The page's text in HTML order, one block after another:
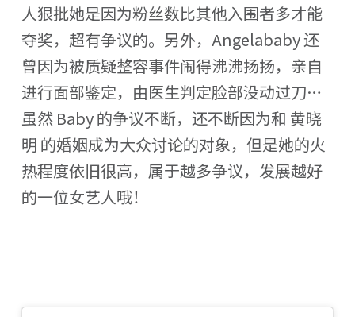
人狠批她是因为粉丝数比其他入围者多才能
夺奖，超有争议的。另外，Angelababy 还
曾因为被质疑整容事件闹得沸沸扬扬，亲自
进行面部鉴定，由医生判定脸部没动过刀…
虽然 Baby 的争议不断，还不断因为和 黄晓
明 的婚姻成为大众讨论的对象，但是她的火
热程度依旧很高，属于越多争议，发展越好
的一位女艺人哦！